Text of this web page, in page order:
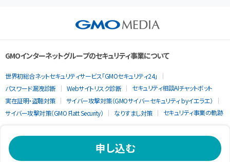
申し込む
GMOインターネットグループのセキュリティ事業について
世界初総合ネットセキュリティサービス「GMOセキュリティ24」
パスワード漏洩診断
Webサイトリスク診断
セキュリティ相談AIチャットボット
実在証明・盗聴対策
サイバー攻撃対策（GMOサイバーセキュリティ byイエラエ）
サイバー攻撃対策（GMO Flatt Security）
なりすまし対策 セキュリティ事業の軌跡